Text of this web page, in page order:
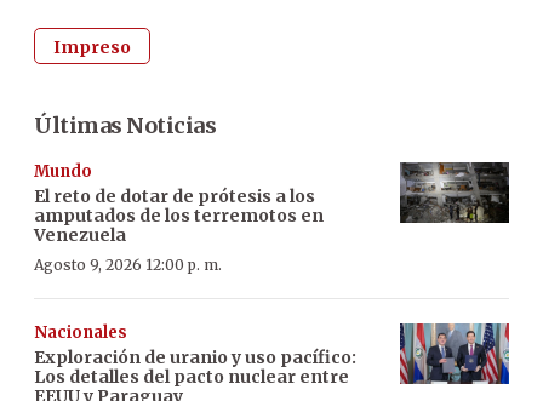
Impreso
Últimas Noticias
Mundo
El reto de dotar de prótesis a los
amputados de los terremotos en
Venezuela
Agosto 9, 2026 12:00 p. m.
Nacionales
Exploración de uranio y uso pacífico:
Los detalles del pacto nuclear entre
EEUU y Paraguay